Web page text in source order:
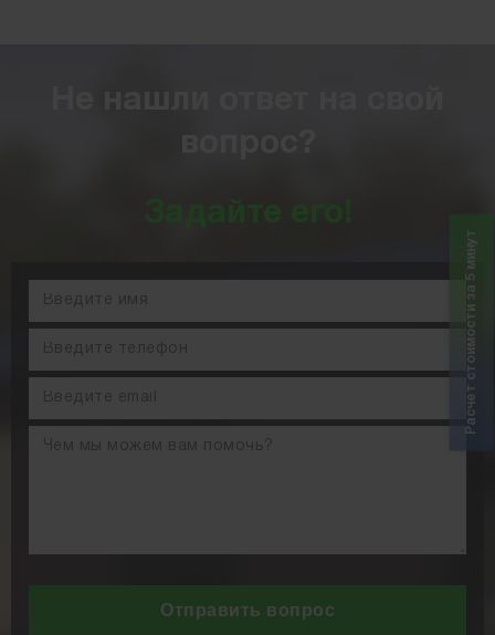
Задайте его!
Расчет стоимости за 5 минут